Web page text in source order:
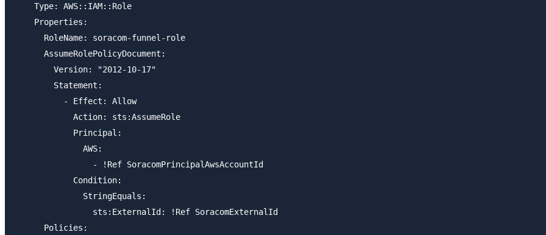
    Type: AWS::IAM::Role
    Properties:
      RoleName: soracom-funnel-role
      AssumeRolePolicyDocument:
        Version: "2012-10-17"
        Statement:
          - Effect: Allow
            Action: sts:AssumeRole
            Principal:
              AWS:
                - !Ref SoracomPrincipalAwsAccountId
            Condition:
              StringEquals:
                sts:ExternalId: !Ref SoracomExternalId
      Policies: